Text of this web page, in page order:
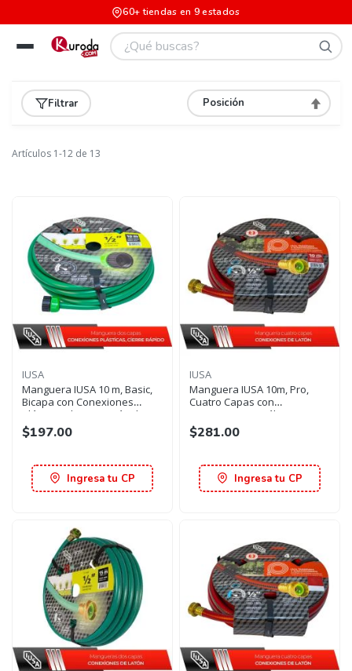
60+ tiendas en 9 estados
Filtrar Asignar
Artículos 1-12 de 13
IUSA
Manguera IUSA 10 m, Basic,
Bicapa con Conexiones
Plásticas de Cierre rápido
$197.00
Ingresa tu CP
IUSA
Manguera IUSA 10m, Pro,
Cuatro Capas con
Conexiones metálicas
$281.00
Ingresa tu CP